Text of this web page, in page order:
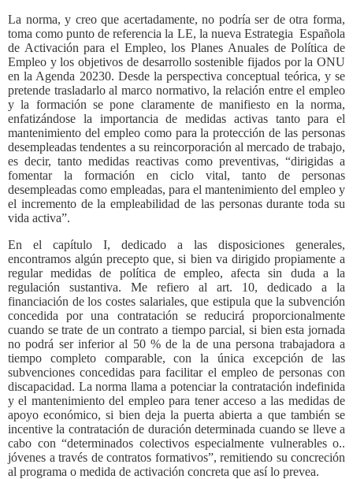
La norma, y creo que acertadamente, no podría ser de otra forma,
toma como punto de referencia la LE, la nueva Estrategia Española
de Activación para el Empleo, los Planes Anuales de Política de
Empleo y los objetivos de desarrollo sostenible fijados por la ONU
en la Agenda 20230. Desde la perspectiva conceptual teórica, y se
pretende trasladarlo al marco normativo, la relación entre el empleo
y la formación se pone claramente de manifiesto en la norma,
enfatizándose la importancia de medidas activas tanto para el
mantenimiento del empleo como para la protección de las personas
desempleadas tendentes a su reincorporación al mercado de trabajo,
es decir, tanto medidas reactivas como preventivas, “dirigidas a
fomentar la formación en ciclo vital, tanto de personas
desempleadas como empleadas, para el mantenimiento del empleo y
el incremento de la empleabilidad de las personas durante toda su
vida activa”.
En el capítulo I, dedicado a las disposiciones generales,
encontramos algún precepto que, si bien va dirigido propiamente a
regular medidas de política de empleo, afecta sin duda a la
regulación sustantiva. Me refiero al art. 10, dedicado a la
financiación de los costes salariales, que estipula que la subvención
concedida por una contratación se reducirá proporcionalmente
cuando se trate de un contrato a tiempo parcial, si bien esta jornada
no podrá ser inferior al 50 % de la de una persona trabajadora a
tiempo completo comparable, con la única excepción de las
subvenciones concedidas para facilitar el empleo de personas con
discapacidad. La norma llama a potenciar la contratación indefinida
y el mantenimiento del empleo para tener acceso a las medidas de
apoyo económico, si bien deja la puerta abierta a que también se
incentive la contratación de duración determinada cuando se lleve a
cabo con “determinados colectivos especialmente vulnerables o..
jóvenes a través de contratos formativos”, remitiendo su concreción
al programa o medida de activación concreta que así lo prevea.